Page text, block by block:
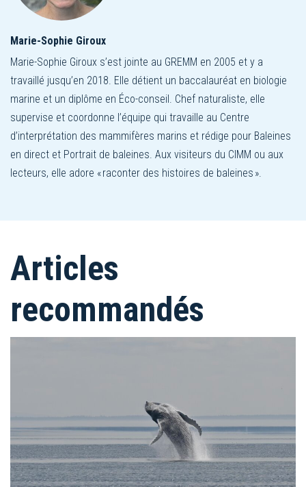
Marie-Sophie Giroux
Marie-Sophie Giroux s’est jointe au GREMM en 2005 et y a
travaillé jusqu’en 2018. Elle détient un baccalauréat en biologie
marine et un diplôme en Éco-conseil. Chef naturaliste, elle
supervise et coordonne l’équipe qui travaille au Centre
d’interprétation des mammifères marins et rédige pour Baleines
en direct et Portrait de baleines. Aux visiteurs du CIMM ou aux
lecteurs, elle adore « raconter des histoires de baleines ».
Articles
recommandés